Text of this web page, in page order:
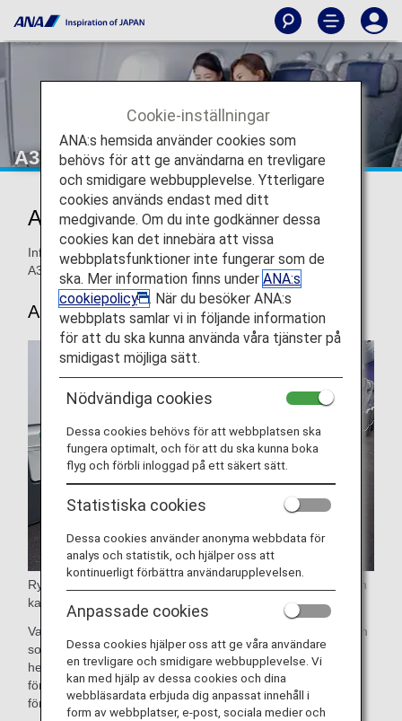
A380 - Premium Economy
ANA Premium Economy
Information om sittplatser i ANA:s Premium Economy på
A380.
A380
Rymlig 38-tums (cirka 97 cm) sitthöjd och ett stort bord som
kan vridas 90 grader för enkel åtkomst till gången.
Varje säte är utrustat med en 15,6-tums personlig bildskärm
som är den största i alla Premium Economy-kabiner över
hela världen och ett nackstöd justerbart i 6 lägen och ett
förvaringsutrymme för mobiltelefoner och andra små
föremål.
Cookie-inställningar
ANA:s hemsida använder cookies som
behövs för att ge användarna en trevligare
och smidigare webbupplevelse. Ytterligare
cookies används endast med ditt
medgivande. Om du inte godkänner dessa
cookies kan det innebära att vissa
webbplatsfunktioner inte fungerar som de
ska. Mer information finns under ANA:s
cookiepolicy
. När du besöker ANA:s
webbplats samlar vi in följande information
för att du ska kunna använda våra tjänster på
smidigast möjliga sätt.
Nödvändiga cookies
Dessa cookies behövs för att webbplatsen ska
fungera optimalt, och för att du ska kunna boka
flyg och förbli inloggad på ett säkert sätt.
Statistiska cookies
Dessa cookies använder anonyma webbdata för
analys och statistik, och hjälper oss att
kontinuerligt förbättra användarupplevelsen.
Anpassade cookies
Dessa cookies hjälper oss att ge våra användare
en trevligare och smidigare webbupplevelse. Vi
kan med hjälp av dessa cookies och dina
webbläsardata erbjuda dig anpassat innehåll i
form av webbplatser, e-post, sociala medier och